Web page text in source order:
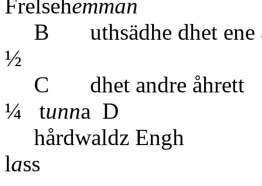
Frelsehemman
B uthsädhe
½
C dhet
¼ tunna D
lass